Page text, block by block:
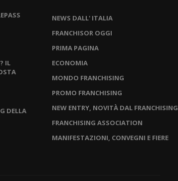
IL
DELLA
NEWS DALL' ITALIA
FRANCHISOR OGGI
PRIMA PAGINA
ECONOMIA
MONDO FRANCHISING
PROMO FRANCHISING
NEW ENTRY, NOVITÀ DAL FRANCHISING
FRANCHISING ASSOCIATION
MANIFESTAZIONI, CONVEGNI E FIERE